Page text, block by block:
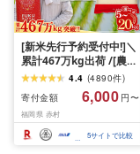
[新米先行予約受付中!]＼
累計467万kg出荷 /[農家
応援米]訳あり 令和7年産
令和8年産ふくきらり 夢
つくし 5kg 10kg 15kg
20kg [選べる品種・内容
量・出荷時期]複数原料
米 白米 精米 国産 限定
4.4 (4890件)
寄付金額
6,000 円〜
福岡県 赤村
5サイトで比較